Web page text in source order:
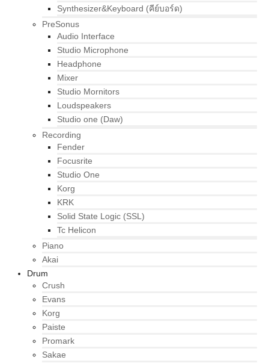
Synthesizer&Keyboard (คีย์บอร์ด)
PreSonus
Audio Interface
Studio Microphone
Headphone
Mixer
Studio Mornitors
Loudspeakers
Studio one (Daw)
Recording
Fender
Focusrite
Studio One
Korg
KRK
Solid State Logic (SSL)
Tc Helicon
Piano
Akai
Drum
Crush
Evans
Korg
Paiste
Promark
Sakae